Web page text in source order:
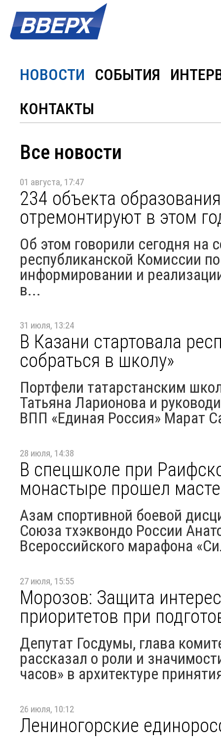
НОВОСТИ СОБЫТИЯ
КОНТАКТЫ
Все новости
01 августа, 17:47
234 объекта
отремонтируют в этом
Об этом говорили сегодня на
республиканской Комиссии
информировании и
в...
31 июля, 13:24
В Казани стартовала
собраться в школу»
Портфели татарстанским
Татьяна Ларионова и
ВПП «Единая Россия» Марат
28 июля, 14:38
В спецшколе при
монастыре прошел
Азам спортивной боевой
Союза тхэквондо России
Всероссийского марафона
27 июля, 15:55
Морозов: Защита
приоритетов при
Депутат Госдумы, глава
рассказал о роли и
часов» в архитектуре
26 июля, 10:12
Лениногорские